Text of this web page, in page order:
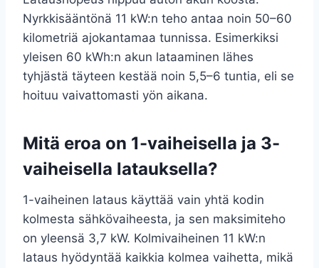
Nyrkkisääntönä 11 kW:n teho antaa noin 50–60
kilometriä ajokantamaa tunnissa. Esimerkiksi
yleisen 60 kWh:n akun lataaminen lähes
tyhjästä täyteen kestää noin 5,5–6 tuntia, eli se
hoituu vaivattomasti yön aikana.
Mitä eroa on 1-vaiheisella ja 3-
vaiheisella latauksella?
1-vaiheinen lataus käyttää vain yhtä kodin
kolmesta sähkövaiheesta, ja sen maksimiteho
on yleensä 3,7 kW. Kolmivaiheinen 11 kW:n
lataus hyödyntää kaikkia kolmea vaihetta, mikä